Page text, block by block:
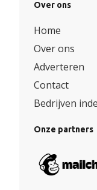
Over ons
Home
Over ons
Adverteren
Contact
Bedrijven
Onze partners